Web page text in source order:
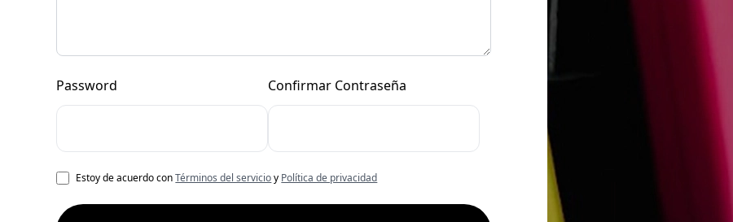
Password Confirmar Contraseña
Estoy de acuerdo conTérminos del servicioy Política de privacidad